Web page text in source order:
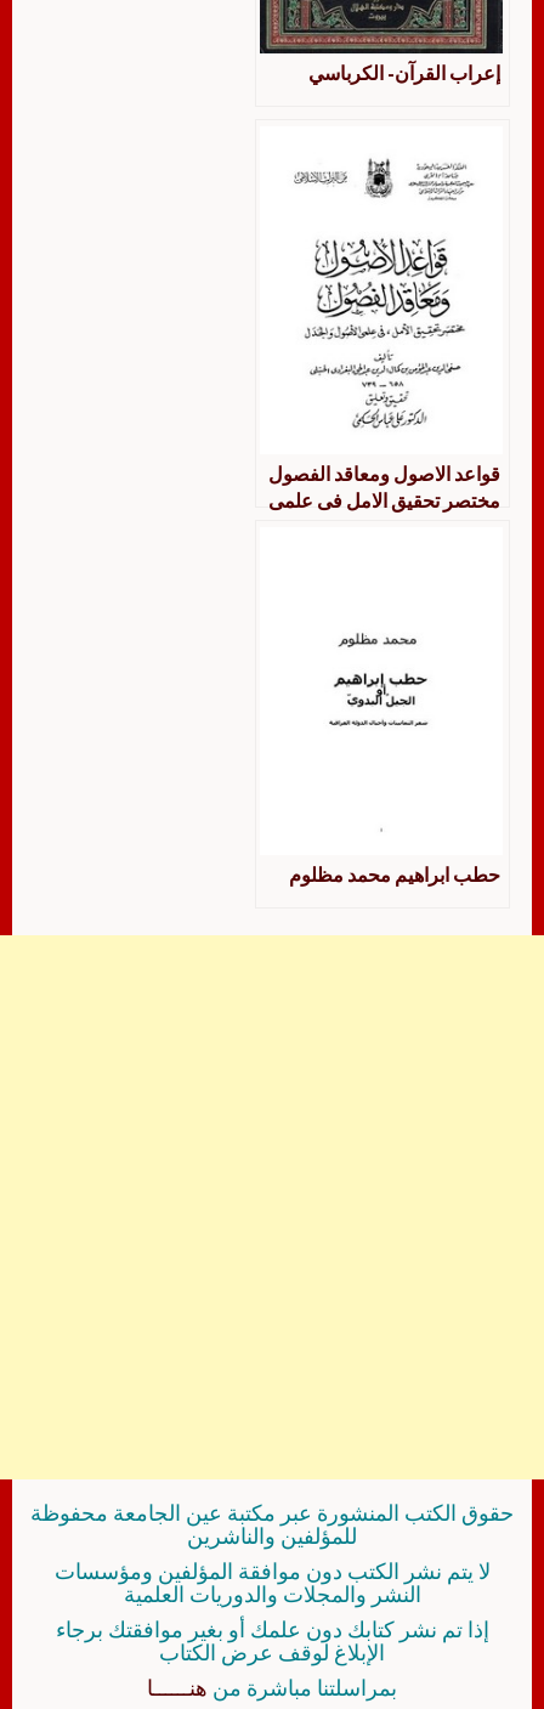
إعراب القرآن- الكرباسي
قواعد الاصول ومعاقد الفصول
مختصر تحقيق الامل فى علمى
حطب ابراهيم محمد مظلوم
حقوق الكتب المنشورة عبر مكتبة عين الجامعة محفوظة
للمؤلفين والناشرين
لا يتم نشر الكتب دون موافقة المؤلفين ومؤسسات
النشر والمجلات والدوريات العلمية
إذا تم نشر كتابك دون علمك أو بغير موافقتك برجاء
الإبلاغ لوقف عرض الكتاب
بمراسلتنا مباشرة من هنــــــا